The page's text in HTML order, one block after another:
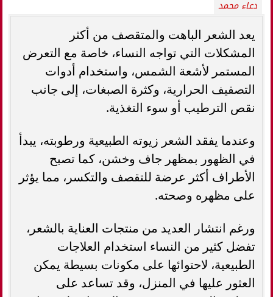
دعاء محمد
يعد الشعر الباهت والمتقصف من أكثر
المشكلات التي تواجه النساء، خاصة مع التعرض
المستمر لأشعة الشمس، واستخدام أدوات
التصفيف الحرارية، وكثرة الصبغات، إلى جانب
نقص الترطيب أو سوء التغذية.
وعندما يفقد الشعر زيوته الطبيعية ورطوبته، يبدأ
في الظهور بمظهر جاف وخشن، كما تصبح
الأطراف أكثر عرضة للتقصف والتكسر، مما يؤثر
على مظهره وصحته.
ورغم انتشار العديد من منتجات العناية بالشعر،
تفضل كثير من النساء استخدام العلاجات
الطبيعية، لاحتوائها على مكونات بسيطة يمكن
العثور عليها في المنزل، وقد تساعد على